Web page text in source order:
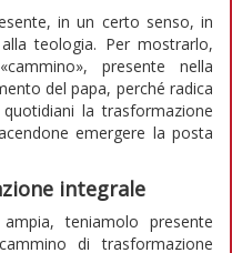
in un certo senso, in
teologia. Per mostrarlo,
presente nella
del papa, perché radica
la trasformazione
emergere la posta
integrale
teniamolo presente
di trasformazione